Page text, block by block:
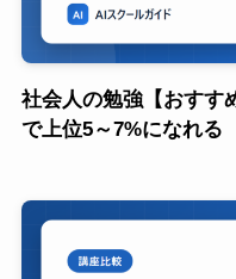
社会人の勉強【おすす
で上位5～7%になれる